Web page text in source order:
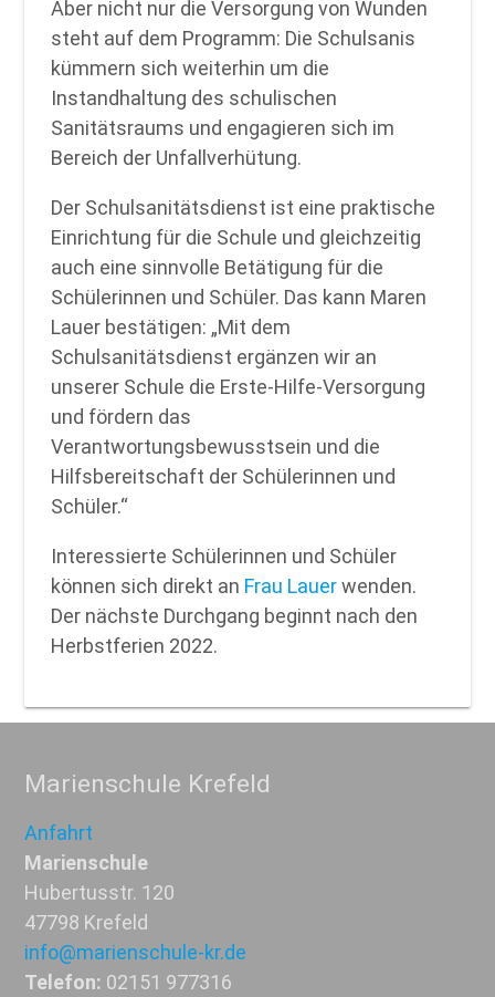
Aber nicht nur die Versorgung von Wunden
steht auf dem Programm: Die Schulsanis
kümmern sich weiterhin um die
Instandhaltung des schulischen
Sanitätsraums und engagieren sich im
Bereich der Unfallverhütung.
Der Schulsanitätsdienst ist eine praktische
Einrichtung für die Schule und gleichzeitig
auch eine sinnvolle Betätigung für die
Schülerinnen und Schüler. Das kann Maren
Lauer bestätigen: „Mit dem
Schulsanitätsdienst ergänzen wir an
unserer Schule die Erste-Hilfe-Versorgung
und fördern das
Verantwortungsbewusstsein und die
Hilfsbereitschaft der Schülerinnen und
Schüler.“
Interessierte Schülerinnen und Schüler
können sich direkt an Frau Lauerwenden.
Der nächste Durchgang beginnt nach den
Herbstferien 2022.
Marienschule Krefeld
Anfahrt
Marienschule
Hubertusstr. 120
47798 Krefeld
info@marienschule-kr.de
Telefon: 02151 977316